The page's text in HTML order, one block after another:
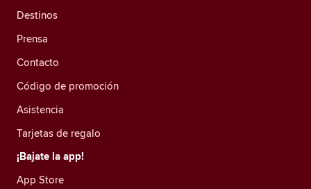
Destinos
Prensa
Contacto
Código de promoción
Asistencia
Tarjetas de regalo
¡Bajate la app!
App Store